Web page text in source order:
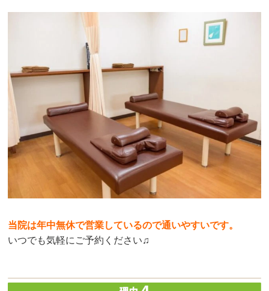
当院は年中無休で営業しているので通いやすいです。
いつでも気軽にご予約ください♫